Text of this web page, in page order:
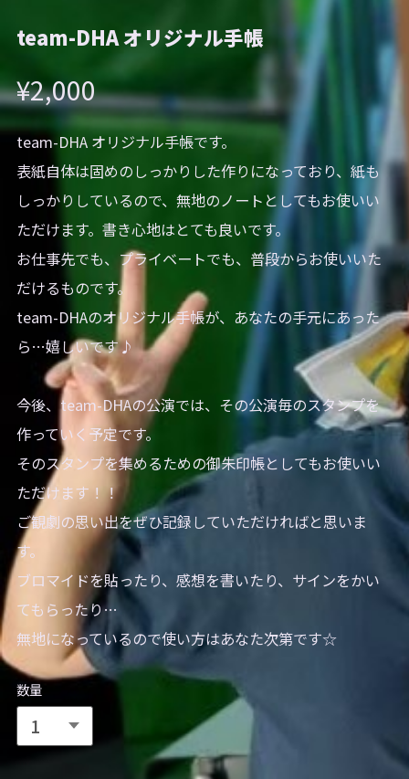
team-DHA オリジナル手帳
¥2,000
team-DHA オリジナル手帳です。
表紙自体は固めのしっかりした作りになっており、紙も
しっかりしているので、無地のノートとしてもお使いい
ただけます。書き心地はとても良いです。
お仕事先でも、プライベートでも、普段からお使いいた
だけるものです。
team-DHAのオリジナル手帳が、あなたの手元にあった
ら…嬉しいです♪
今後、team-DHAの公演では、その公演毎のスタンプを
作っていく予定です。
そのスタンプを集めるための御朱印帳としてもお使いい
ただけます！！
ご観劇の思い出をぜひ記録していただければと思いま
す。
ブロマイドを貼ったり、感想を書いたり、サインをかい
てもらったり…
無地になっているので使い方はあなた次第です☆
数量